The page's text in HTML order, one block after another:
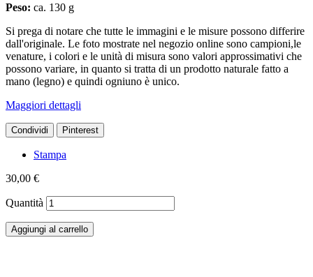
Peso: ca. 130 g
Si prega di notare che tutte le immagini e le misure possono differire
dall'originale. Le foto mostrate nel negozio online sono campioni,le
venature, i colori e le unità di misura sono valori approssimativi che
possono variare, in quanto si tratta di un prodotto naturale fatto a
mano (legno) e quindi ogniuno è unico.
Maggiori dettagli
Condividi Pinterest
Stampa
30,00 €
Quantità
Aggiungi al carrello